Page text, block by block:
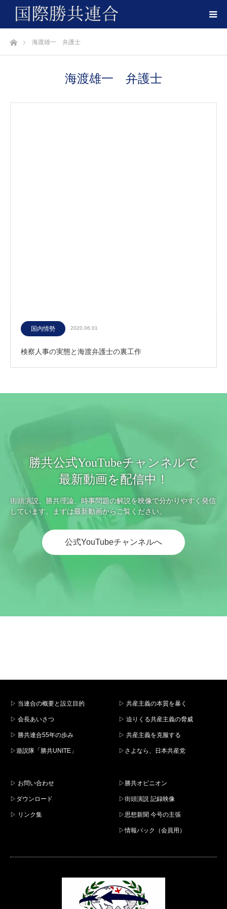
ホーム海渡雄一 弁護士
海渡雄一 弁護士
国内情勢 2020.06.01
検察人事の実態と海渡弁護士の裏工作
勝共公式YouTubeチャンネルで
最新動画を配信中！
街頭演説、勝共理論、時事問題の解説を映像で分かりやすく発信
しています。まずは最新動画からご覧ください。
公式YouTubeチャンネルへ
▷ 当連合の概要と設立目的
▷ 会長あいさつ
▷ 勝共連合55年の歩み
▷遊説隊「勝共UNITE」
▷ 共産主義の本質を暴く
▷ 迫りくる共産主義の脅威
▷ 共産主義を克服する
▷さよなら、日本共産党
▷ お問い合わせ
▷ダウンロード
▷ リンク集
▷勝共オピニオン
▷街頭演説 記録映像
▷思想新聞 今号の主張
▷情報パック（会員用）